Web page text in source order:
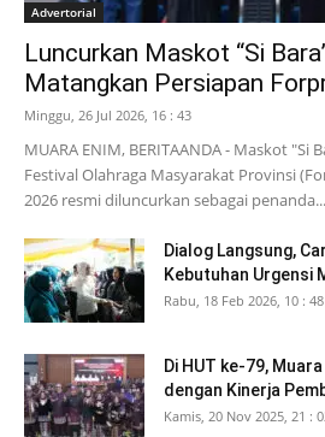
Advertorial
Luncurkan Maskot “Si
Matangkan Persiapan
Minggu, 26 Jul 2026, 16 : 43
MUARA ENIM, BERITAANDA - Maskot "Si
Festival Olahraga Masyarakat Provinsi
2026 resmi diluncurkan sebagai penanda...
Dialog Langsung,
Kebutuhan Urgensi
Rabu, 18 Feb 2026, 10 : 48
Di HUT ke-79,
dengan Kinerja
Kamis, 20 Nov 2025, 21 :